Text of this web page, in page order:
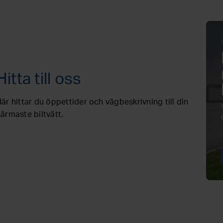
till oss
hittar du öppettider och vägbeskrivning till din
biltvätt.